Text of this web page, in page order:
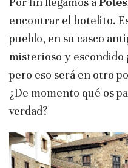
encontrar el hotelito.
pueblo, en su casco
misterioso y escondido
pero eso será en otro
¿De momento qué os
verdad?